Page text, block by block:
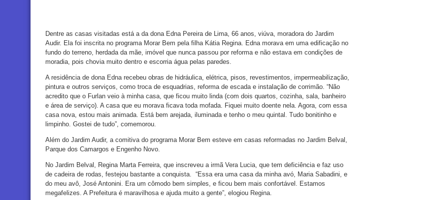
Dentre as casas visitadas está a da dona Edna Pereira de Lima, 66 anos, viúva, moradora do Jardim
Audir. Ela foi inscrita no programa Morar Bem pela filha Kátia Regina. Edna morava em uma edificação no
fundo do terreno, herdada da mãe, imóvel que nunca passou por reforma e não estava em condições de
moradia, pois chovia muito dentro e escorria água pelas paredes.
A residência de dona Edna recebeu obras de hidráulica, elétrica, pisos, revestimentos, impermeabilização,
pintura e outros serviços, como troca de esquadrias, reforma de escada e instalação de corrimão. “Não
acredito que o Furlan veio à minha casa, que ficou muito linda (com dois quartos, cozinha, sala, banheiro
e área de serviço). A casa que eu morava ficava toda mofada. Fiquei muito doente nela. Agora, com essa
casa nova, estou mais animada. Está bem arejada, iluminada e tenho o meu quintal. Tudo bonitinho e
limpinho. Gostei de tudo”, comemorou.
Além do Jardim Audir, a comitiva do programa Morar Bem esteve em casas reformadas no Jardim Belval,
Parque dos Camargos e Engenho Novo.
No Jardim Belval, Regina Marta Ferreira, que inscreveu a irmã Vera Lucia, que tem deficiência e faz uso
de cadeira de rodas, festejou bastante a conquista. “Essa era uma casa da minha avó, Maria Sabadini, e
do meu avô, José Antonini. Era um cômodo bem simples, e ficou bem mais confortável. Estamos
megafelizes. A Prefeitura é maravilhosa e ajuda muito a gente”, elogiou Regina.